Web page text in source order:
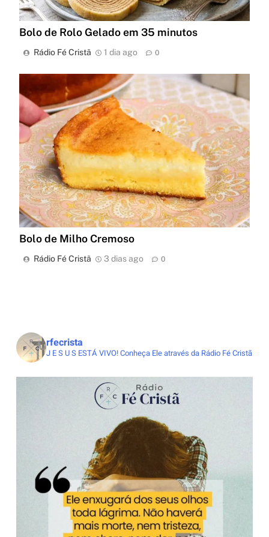
Bolo de Rolo Gelado em 35 minutos
Rádio Fé Cristã 1 dia ago 0
Bolo de Milho Cremoso
Rádio Fé Cristã 3 dias ago 0
rfecrista
J E S U S ESTÁ VIVO!Conheça Ele através da Rádio Fé Cristã